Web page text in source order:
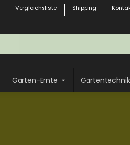
Vergleichsliste Shipping
Garten-Ernte Gartentechnik